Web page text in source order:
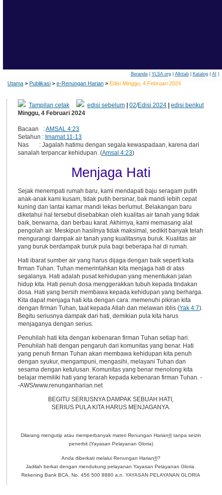
Beranda| YLSA.org| Alkitab| Katalog| AI
Utama > Publikasi > e-Renungan Harian > Edisi Minggu, 4 Februari 2024
Tampilan cetak edisi sebelum |02/Edisi 2024 |edisi berikut
Minggu, 4 Februari 2024
Bacaan :AMSAL 4:23
Setahun : Imamat 11-13
Nas : Jagalah hatimu dengan segala kewaspadaan, karena dari
sanalah terpancar kehidupan. (Amsal 4:23)
Menjaga Hati
Sejak menempati rumah baru, kami mendapati baju seragam putih
anak-anak kami kusam, tidak putih bersinar, bak mandi lebih cepat
kuning dan lantai kamar mandi lekas berlumut. Belakangan baru
diketahui hal tersebut disebabkan oleh kualitas air tanah yang tidak
baik, berwarna, dan berbau karat. Akhirnya, kami memasang alat
pengolah air. Meskipun hasilnya tidak maksimal, sedikit banyak telah
mengurangi dampak air tanah yang kualitasnya buruk. Kualitas air
yang buruk berdampak buruk pula bagi beberapa hal di rumah.
Hati ibarat sumber air yang harus dijaga dengan baik seperti kata
firman Tuhan. Tuhan memerintahkan kita menjaga hati di atas
segalanya. Hati adalah pusat kehidupan yang menentukan jalan
hidup kita. Hati penuh dosa menggerakkan tubuh kepada tindakan
dosa. Hati yang bersih membawa kepada kehidupan yang berharga.
Kita dapat menjaga hati kita dengan cara: memenuhi pikiran kita
dengan firman Tuhan, taat kepada Allah dan melawan iblis (Yak 4:7).
Begitu seriusnya dampak dari hati, demikian pula kita harus
menjaganya dengan serius.
Penuhilah hati kita dengan kebenaran firman Tuhan setiap hari.
Penuhilah hati dengan pengaruh dari komunitas yang benar. Hati
yang penuh firman Tuhan akan membawa kehidupan kita penuh
dengan syukur, mengampuni, mengasihi, melayani Tuhan dan
sesama dengan ketulusan. Komunitas yang benar menolong kita
belajar memiliki hati yang terarah kepada kebenaran firman Tuhan. -
-AWS/www.renunganharian.net
BEGITU SERIUSNYA DAMPAK SEBUAH HATI,
SERIUS PULA KITA HARUS MENJAGANYA.
Dilarang mengutip atau memperbanyak materi Renungan Harian®tanpa seizin
penerbit (Yayasan Pelayanan Gloria)
Anda diberkati melalui Renungan Harian®?
Jadilah berkat dengan mendukung pelayanan Yayasan Pelayanan Gloria.
Rekening Bank BCA, No. 456 500 8880 a.n. YAYASAN PELAYANAN GLORIA